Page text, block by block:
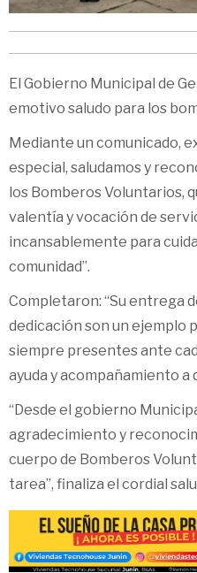
El Gobierno Municipal de
emotivo saludo para los
Mediante un comunicado,
especial, saludamos y
los Bomberos Voluntarios,
valentía y vocación de
incansablemente para
comunidad”.
Completaron: “Su entrega
dedicación son un ejemplo
siempre presentes ante
ayuda y acompañamiento a
“Desde el gobierno
agradecimiento y
cuerpo de Bomberos
tarea”, finaliza el cordial